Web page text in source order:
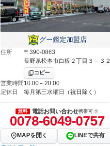
グー鑑定加盟店
住所
〒390-0863
長野県松本市白板２丁目３－３２
コピー
営業時間10:00～20:00
定休日
毎月第三水曜日（祝日除く）
無料 電話お問い合わせ携帯可
0078-6049-0757
MAPを開く
LINEで共有